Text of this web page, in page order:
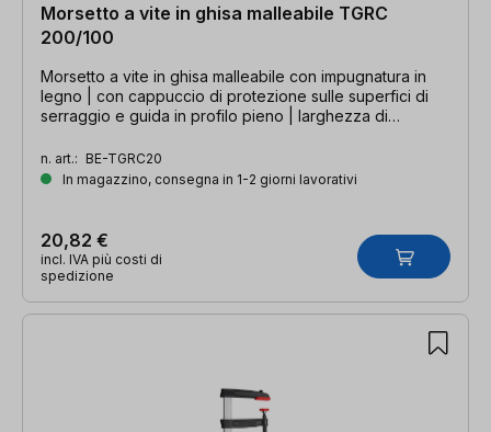
Morsetto a vite in ghisa malleabile TGRC
200/100
Morsetto a vite in ghisa malleabile con impugnatura in
legno | con cappuccio di protezione sulle superfici di
serraggio e guida in profilo pieno | larghezza di
30 x 8 mm
n. art.: BE-TGRC20
In magazzino, consegna in 1-2 giorni lavorativi
20,82 €
incl. IVA più costi di
spedizione